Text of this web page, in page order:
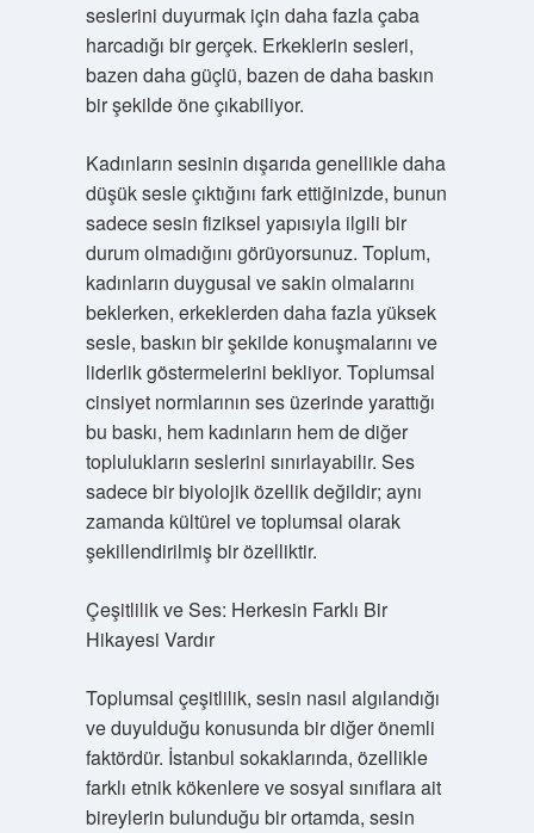
seslerini duyurmak için daha fazla çaba
harcadığı bir gerçek. Erkeklerin sesleri,
bazen daha güçlü, bazen de daha baskın
bir şekilde öne çıkabiliyor.
Kadınların sesinin dışarıda genellikle daha
düşük sesle çıktığını fark ettiğinizde, bunun
sadece sesin fiziksel yapısıyla ilgili bir
durum olmadığını görüyorsunuz. Toplum,
kadınların duygusal ve sakin olmalarını
beklerken, erkeklerden daha fazla yüksek
sesle, baskın bir şekilde konuşmalarını ve
liderlik göstermelerini bekliyor. Toplumsal
cinsiyet normlarının ses üzerinde yarattığı
bu baskı, hem kadınların hem de diğer
toplulukların seslerini sınırlayabilir. Ses
sadece bir biyolojik özellik değildir; aynı
zamanda kültürel ve toplumsal olarak
şekillendirilmiş bir özelliktir.
Çeşitlilik ve Ses: Herkesin Farklı Bir
Hikayesi Vardır
Toplumsal çeşitlilik, sesin nasıl algılandığı
ve duyulduğu konusunda bir diğer önemli
faktördür. İstanbul sokaklarında, özellikle
farklı etnik kökenlere ve sosyal sınıflara ait
bireylerin bulunduğu bir ortamda, sesin